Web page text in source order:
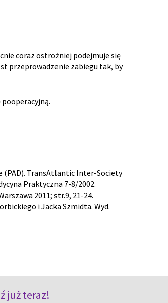
coraz ostrożniej podejmuje się
przeprowadzenie zabiegu tak, by
(PAD). TransAtlantic Inter-Society
Praktyczna 7-8/2002.
2011; str.9, 21-24.
i Jacka Szmidta. Wyd.
już teraz!